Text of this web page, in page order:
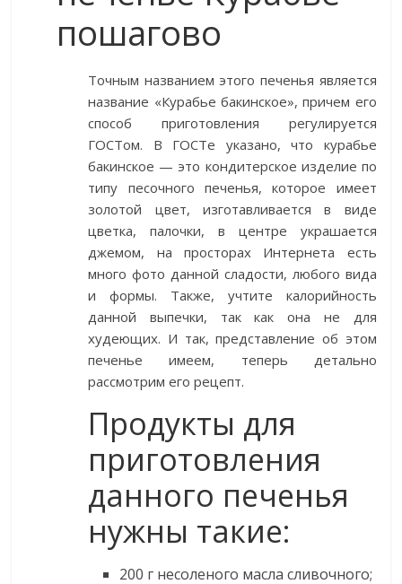
пошагово
Точным названием этого печенья является
название «Курабье бакинское», причем его
способ приготовления регулируется
ГОСТом. В ГОСТе указано, что курабье
бакинское — это кондитерское изделие по
типу песочного печенья, которое имеет
золотой цвет, изготавливается в виде
цветка, палочки, в центре украшается
джемом, на просторах Интернета есть
много фото данной сладости, любого вида
и формы. Также, учтите калорийность
данной выпечки, так как она не для
худеющих. И так, представление об этом
печенье имеем, теперь детально
рассмотрим его рецепт.
Продукты для
приготовления
данного печенья
нужны такие:
200 г несоленого масла сливочного;